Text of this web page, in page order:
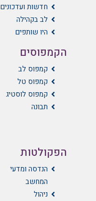
חדשות ועדכונים
לב בקהילה
היו שותפים
הקמפוסים
קמפוס לב
קמפוס טל
קמפוס לוסטיג
תבונה
הפקולטות
הנדסה ומדעי
המחשב
ניהול